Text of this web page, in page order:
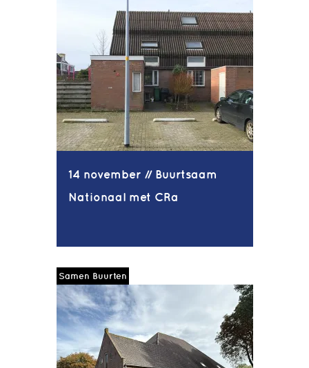
14 november // Buurtsaam
Nationaal met CRa
Samen Buurten